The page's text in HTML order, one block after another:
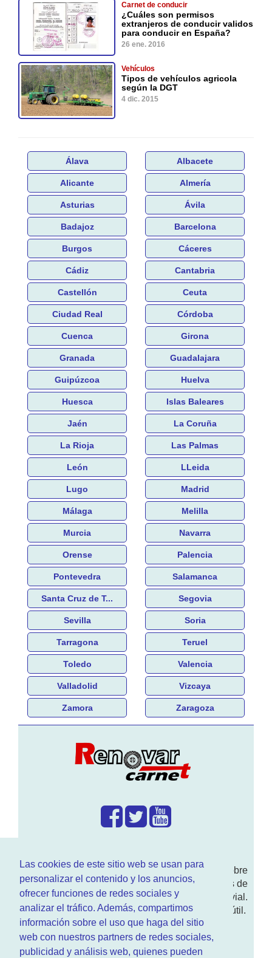
Las cookies de este sitio web se usan para
personalizar el contenido y los anuncios,
ofrecer funciones de redes sociales y
analizar el tráfico. Además, compartimos
información sobre el uso que haga del sitio
web con nuestros partners de redes sociales,
publicidad y análisis web, quienes pueden
Carnet de conducir
¿Cuáles son permisos
extranjeros de conducir validos
para conducir en España?
26 ene. 2016
Vehículos
Tipos de vehículos agricola
según la DGT
4 dic. 2015
Álava Albacete
Alicante Almería
Asturias Ávila
Badajoz Barcelona
Burgos Cáceres
Cádiz Cantabria
Castellón Ceuta
Ciudad Real Córdoba
Cuenca Girona
Granada Guadalajara
Guipúzcoa Huelva
Huesca Islas Baleares
Jaén La Coruña
La Rioja Las Palmas
León LLeida
Lugo Madrid
Málaga Melilla
Murcia Navarra
Orense Palencia
Pontevedra Salamanca
Santa Cruz de T... Segovia
Sevilla Soria
Tarragona Teruel
Toledo Valencia
Valladolid Vizcaya
Zamora Zaragoza
Enwww.RenovarCarnet.comTe contamos sobre
larenovación del permisode conducir, noticias de
actualidad motor y sobre todo seguridad vial.
Ademas tenemos todo tipo de información DGT útil.
¿Quienes somos?